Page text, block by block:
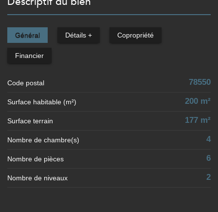
Général Détails + Copropriété
Financier
Code postal 78550
Surface habitable (m²) 200 m²
surface terrain 177 m²
Nombre de chambre(s) 4
Nombre de pièces 6
Nombre de niveaux 2